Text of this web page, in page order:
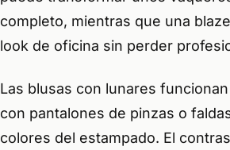
completo, mientras que una
look de oficina sin perder
Las blusas con lunares
con pantalones de pinzas o
colores del estampado. El